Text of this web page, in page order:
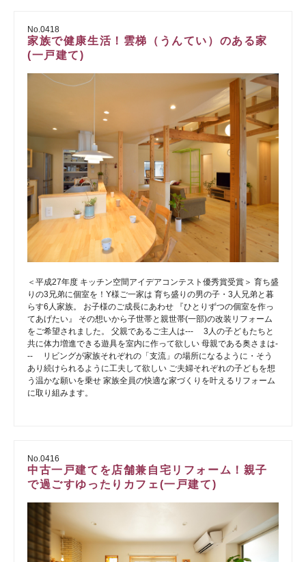
No.0418
家族で健康生活！雲梯（うんてい）のある家
(一戸建て)
＜平成27年度 キッチン空間アイデアコンテスト優秀賞受賞＞ 育ち盛
りの3兄弟に個室を！Y様ご一家は 育ち盛りの男の子・3人兄弟と暮
らす6人家族。 お子様のご成長にあわせ 『ひとりずつの個室を作っ
てあげたい』 その想いから子世帯と親世帯(一部)の改装リフォーム
をご希望されました。 父親であるご主人は--- 3人の子どもたちと
共に体力増進できる遊具を室内に作って欲しい 母親である奥さまは-
-- リビングが家族それぞれの「支流」の場所になるように・そう
あり続けられるように工夫して欲しい ご夫婦それぞれの子どもを想
う温かな願いを乗せ 家族全員の快適な家づくりを叶えるリフォーム
に取り組みます。
No.0416
中古一戸建てを店舗兼自宅リフォーム！親子
で過ごすゆったりカフェ(一戸建て)